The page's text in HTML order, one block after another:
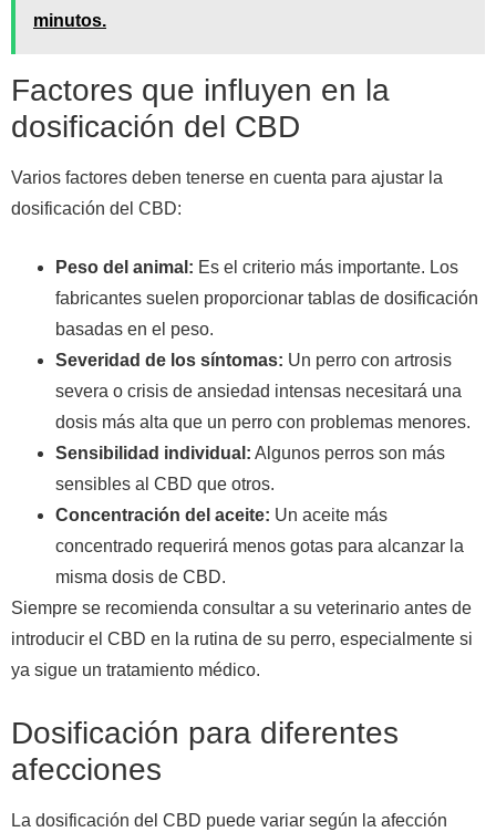
minutos.
Factores que influyen en la
dosificación del CBD
Varios factores deben tenerse en cuenta para ajustar la
dosificación del CBD:
Peso del animal: Es el criterio más importante. Los
fabricantes suelen proporcionar tablas de dosificación
basadas en el peso.
Severidad de los síntomas: Un perro con artrosis
severa o crisis de ansiedad intensas necesitará una
dosis más alta que un perro con problemas menores.
Sensibilidad individual: Algunos perros son más
sensibles al CBD que otros.
Concentración del aceite: Un aceite más
concentrado requerirá menos gotas para alcanzar la
misma dosis de CBD.
Siempre se recomienda consultar a su veterinario antes de
introducir el CBD en la rutina de su perro, especialmente si
ya sigue un tratamiento médico.
Dosificación para diferentes
afecciones
La dosificación del CBD puede variar según la afección